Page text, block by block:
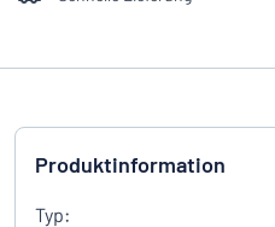
Produktinformation
Typ: